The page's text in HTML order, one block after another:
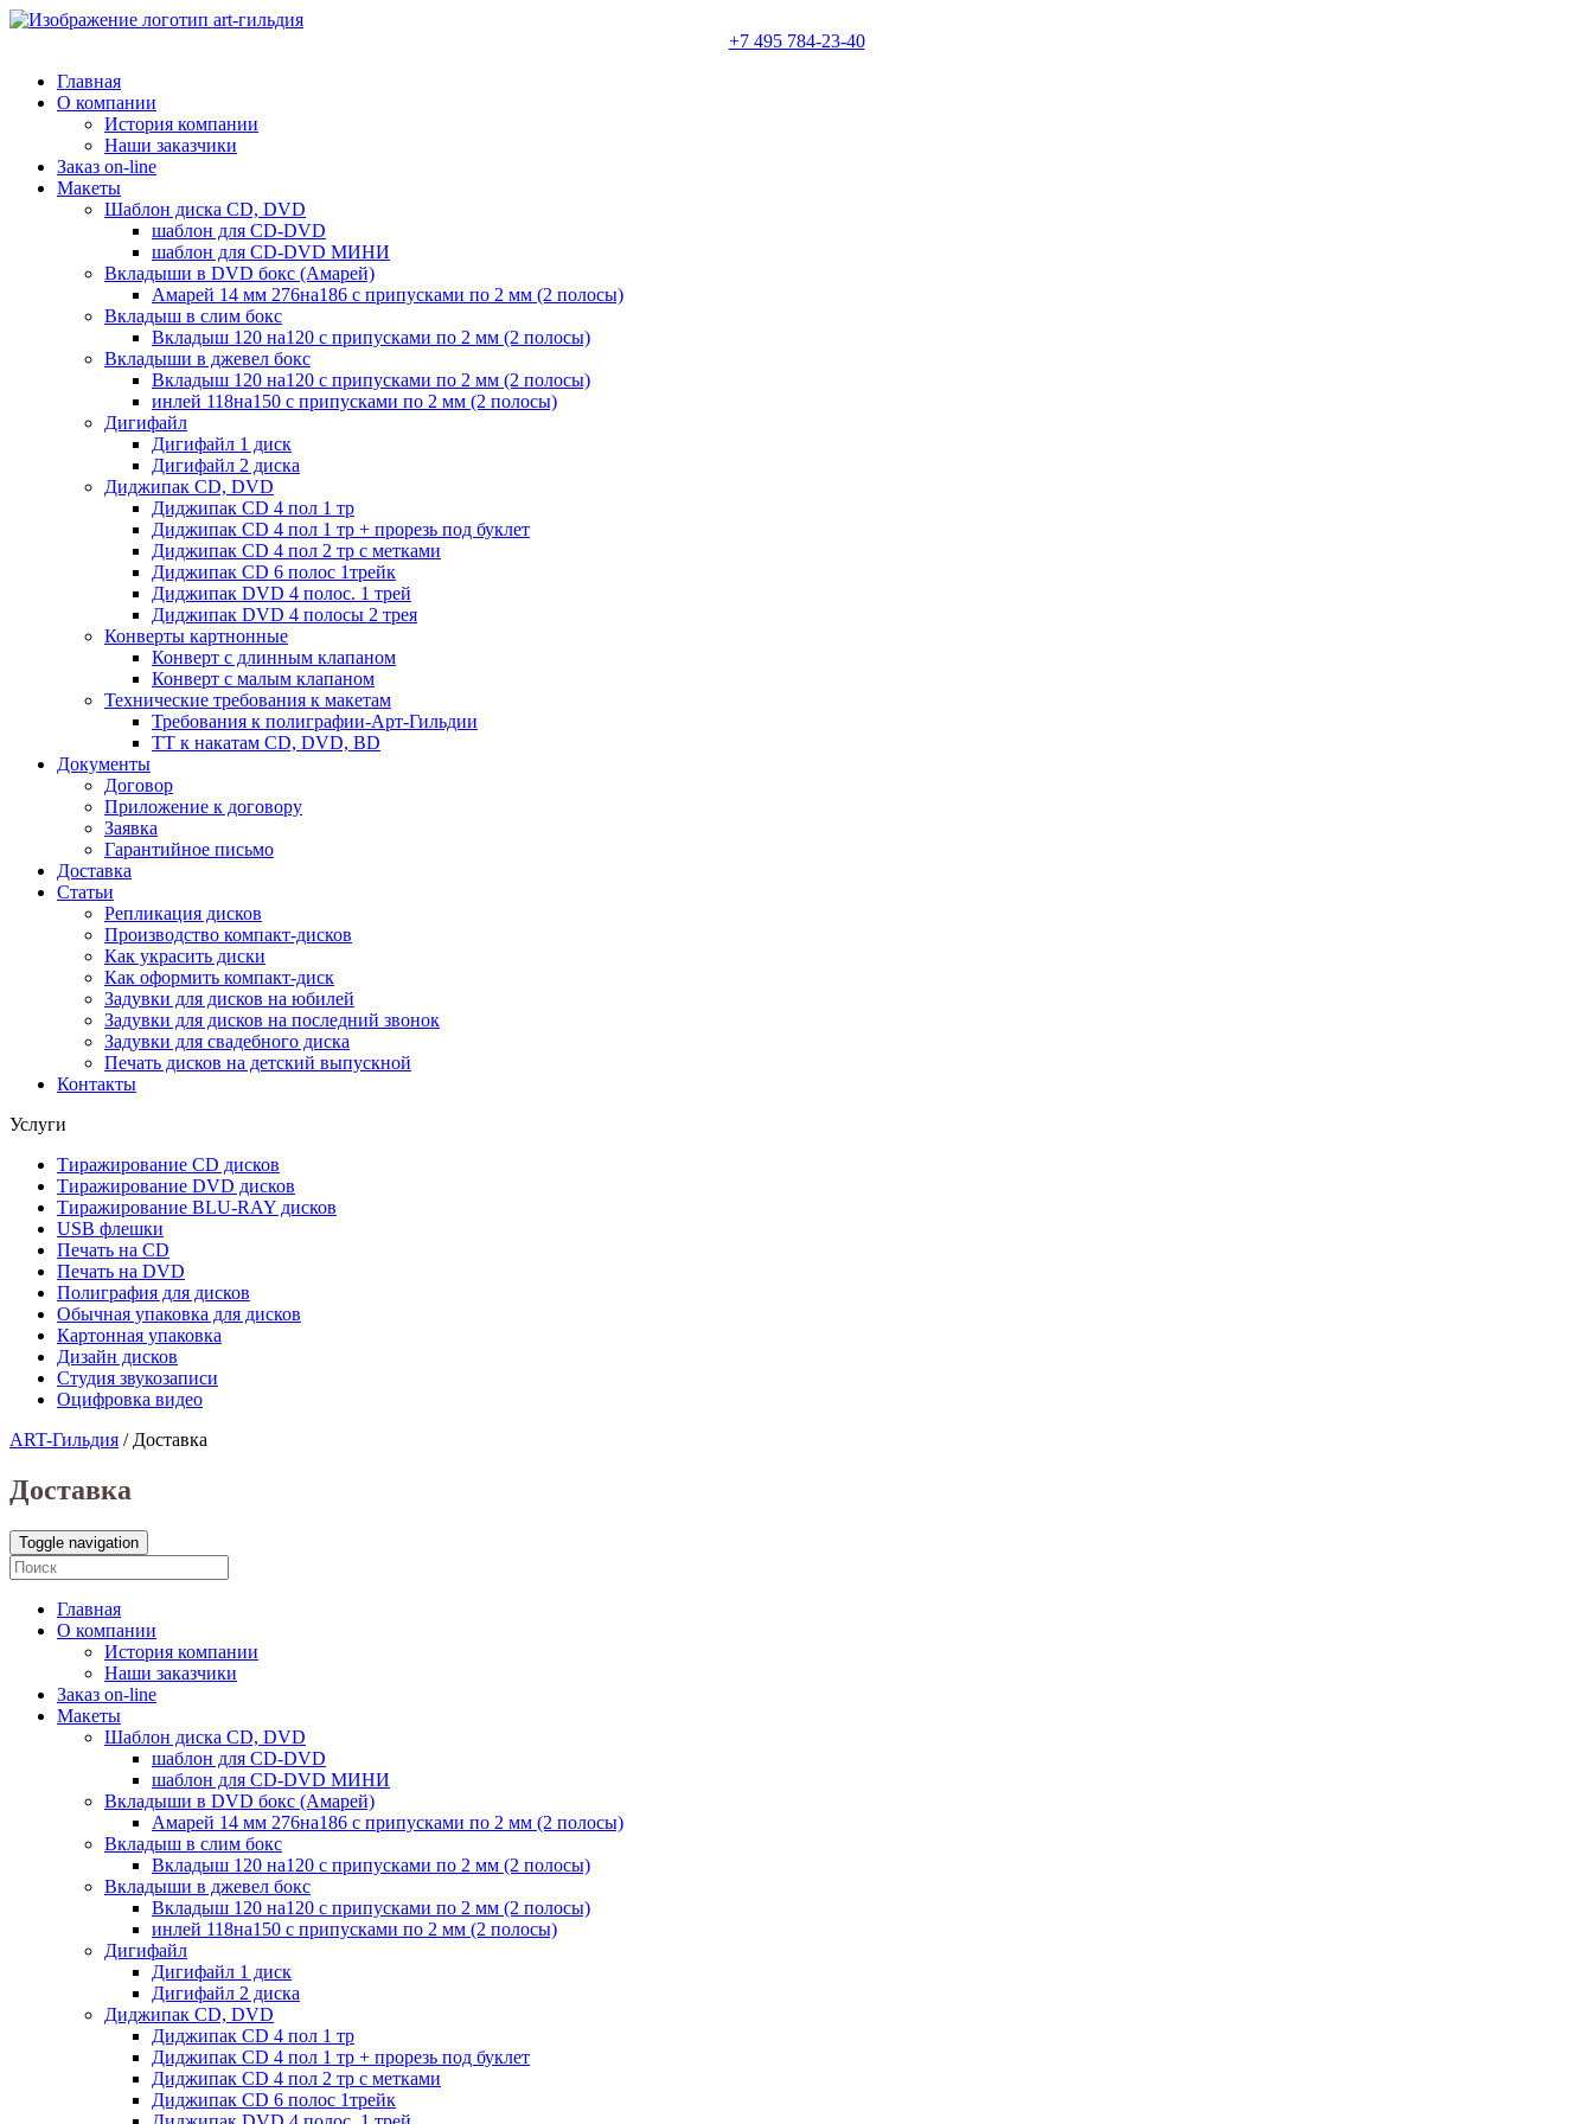
+7 495 784-23-40
Главная
О компании
История компании
Наши заказчики
Заказ on-line
Макеты
Шаблон диска CD, DVD
шаблон для CD-DVD
шаблон для CD-DVD МИНИ
Вкладыши в DVD бокс (Амарей)
Амарей 14 мм 276на186 с припусками по 2 мм (2 полосы)
Вкладыш в слим бокс
Вкладыш 120 на120 с припусками по 2 мм (2 полосы)
Вкладыши в джевел бокс
Вкладыш 120 на120 с припусками по 2 мм (2 полосы)
инлей 118на150 с припусками по 2 мм (2 полосы)
Дигифайл
Дигифайл 1 диск
Дигифайл 2 диска
Диджипак CD, DVD
Диджипак CD 4 пол 1 тр
Диджипак CD 4 пол 1 тр + прорезь под буклет
Диджипак CD 4 пол 2 тр с метками
Диджипак CD 6 полос 1трейк
Диджипак DVD 4 полос. 1 трей
Диджипак DVD 4 полосы 2 трея
Конверты картнонные
Конверт с длинным клапаном
Конверт с малым клапаном
Технические требования к макетам
Требования к полиграфии-Арт-Гильдии
ТТ к накатам CD, DVD, BD
Документы
Договор
Приложение к договору
Заявка
Гарантийное письмо
Доставка
Статьи
Репликация дисков
Производство компакт-дисков
Как украсить диски
Как оформить компакт-диск
Задувки для дисков на юбилей
Задувки для дисков на последний звонок
Задувки для свадебного диска
Печать дисков на детский выпускной
Контакты
Услуги
Тиражирование CD дисков
Тиражирование DVD дисков
Тиражирование BLU-RAY дисков
USB флешки
Печать на CD
Печать на DVD
Полиграфия для дисков
Обычная упаковка для дисков
Картонная упаковка
Дизайн дисков
Студия звукозаписи
Оцифровка видео
ART-Гильдия / Доставка
Доставка
Toggle navigation
Главная
О компании
История компании
Наши заказчики
Заказ on-line
Макеты
Шаблон диска CD, DVD
шаблон для CD-DVD
шаблон для CD-DVD МИНИ
Вкладыши в DVD бокс (Амарей)
Амарей 14 мм 276на186 с припусками по 2 мм (2 полосы)
Вкладыш в слим бокс
Вкладыш 120 на120 с припусками по 2 мм (2 полосы)
Вкладыши в джевел бокс
Вкладыш 120 на120 с припусками по 2 мм (2 полосы)
инлей 118на150 с припусками по 2 мм (2 полосы)
Дигифайл
Дигифайл 1 диск
Дигифайл 2 диска
Диджипак CD, DVD
Диджипак CD 4 пол 1 тр
Диджипак CD 4 пол 1 тр + прорезь под буклет
Диджипак CD 4 пол 2 тр с метками
Диджипак CD 6 полос 1трейк